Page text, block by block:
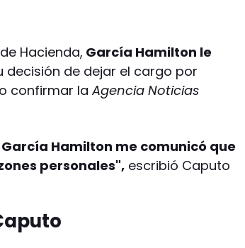
Hacienda, García Hamilton le
decisión de dejar el cargo por
confirmar la Agencia Noticias
Hamilton me comunicó que
personales", escribió Caputo